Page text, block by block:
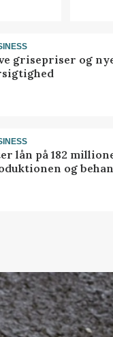
grisepriser og
lån på 182
og